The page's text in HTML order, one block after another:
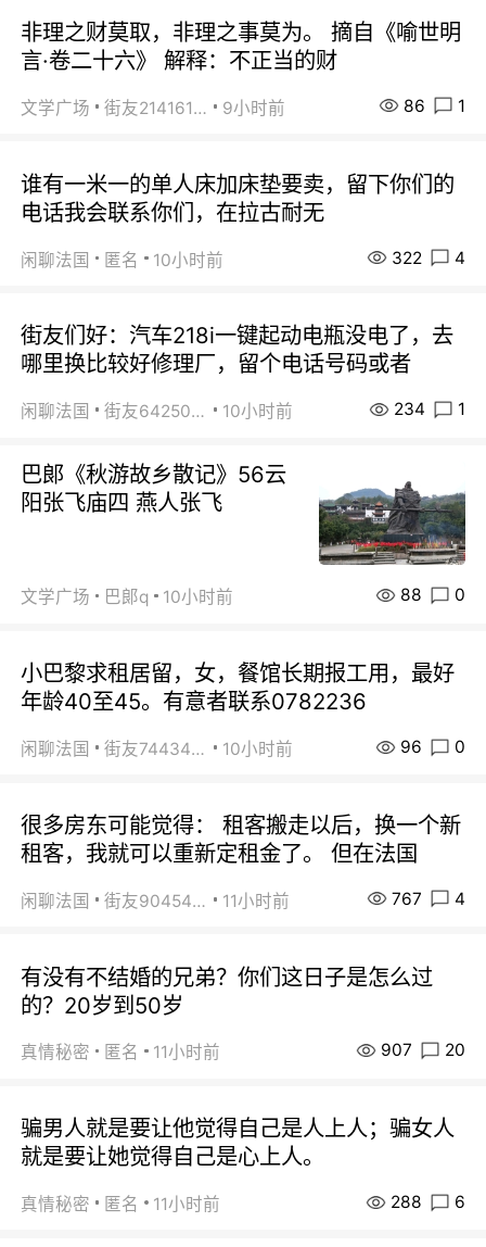
非理之财莫取，非理之事莫为。 摘自《喻世明
言·卷二十六》 解释：不正当的财
文学广场 街友21416156 9小时前 86 1
谁有一米一的单人床加床垫要卖，留下你们的
电话我会联系你们，在拉古耐无
闲聊法国 匿名 10小时前 322 4
街友们好：汽车218i一键起动电瓶没电了，去
哪里换比较好修理厂，留个电话号码或者
闲聊法国 街友64250024 10小时前 234 1
巴郞《秋游故乡散记》56云
阳张飞庙四 燕人张飞
文学广场 巴郞q 10小时前 88 0
小巴黎求租居留，女，餐馆长期报工用，最好
年龄40至45。有意者联系0782236
闲聊法国 街友74434350 10小时前 96 0
很多房东可能觉得： 租客搬走以后，换一个新
租客，我就可以重新定租金了。 但在法国
闲聊法国 街友90454511 11小时前 767 4
有没有不结婚的兄弟？你们这日子是怎么过
的？20岁到50岁
真情秘密 匿名 11小时前 907 20
骗男人就是要让他觉得自己是人上人；骗女人
就是要让她觉得自己是心上人。
真情秘密 匿名 11小时前 288 6